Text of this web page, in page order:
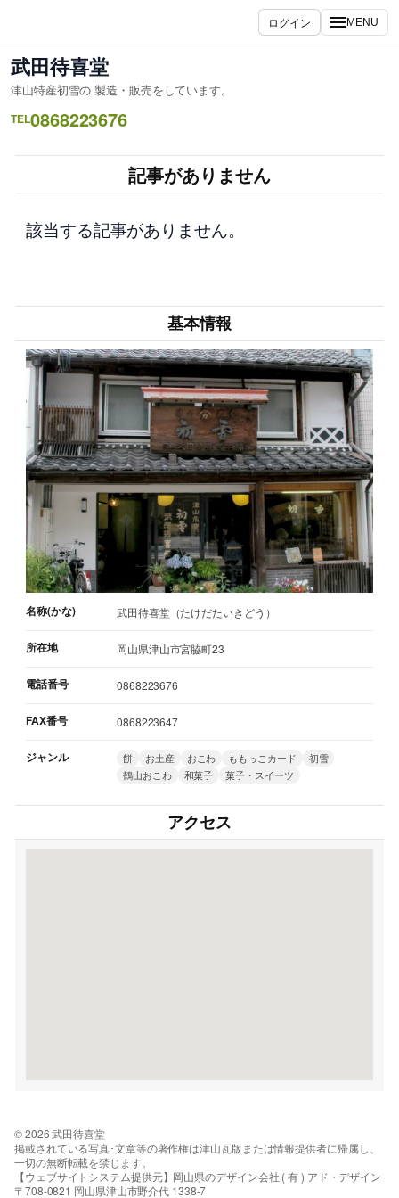
を
ス
キ
ッ
ログイン MENU
武田待喜堂
津山特産初雪の 製造・販売をしています。
TEL0868223676
記事がありません
該当する記事がありません。
基本情報
名称(かな) 武田待喜堂（たけだたいきどう）
所在地 岡山県津山市宮脇町23
電話番号 0868223676
FAX番号 0868223647
ジャンル 餅 お土産 おこわ ももっこカード
初雪
鶴山おこわ
和菓子 菓子・スイーツ
アクセス
© 2026 武田待喜堂
掲載されている写真･文章等の著作権は津山瓦版または情報提供者に帰属し、
一切の無断転載を禁じます。
【ウェブサイトシステム提供元】岡山県のデザイン会社 ( 有 ) アド・デザイン
〒708-0821 岡山県津山市野介代 1338-7